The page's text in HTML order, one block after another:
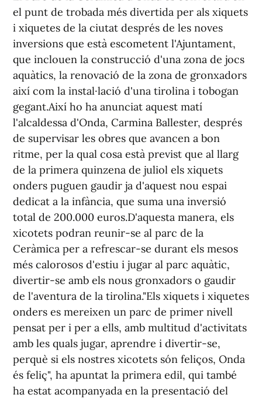
el punt de trobada més divertida per als xiquets
i xiquetes de la ciutat després de les noves
inversions que està escometent l'Ajuntament,
que inclouen la construcció d'una zona de jocs
aquàtics, la renovació de la zona de gronxadors
així com la instal·lació d'una tirolina i tobogan
gegant.Així ho ha anunciat aquest matí
l'alcaldessa d'Onda, Carmina Ballester, després
de supervisar les obres que avancen a bon
ritme, per la qual cosa està previst que al llarg
de la primera quinzena de juliol els xiquets
onders puguen gaudir ja d'aquest nou espai
dedicat a la infància, que suma una inversió
total de 200.000 euros.D'aquesta manera, els
xicotets podran reunir-se al parc de la
Ceràmica per a refrescar-se durant els mesos
més calorosos d'estiu i jugar al parc aquàtic,
divertir-se amb els nous gronxadors o gaudir
de l'aventura de la tirolina."Els xiquets i xiquetes
onders es mereixen un parc de primer nivell
pensat per i per a ells, amb multitud d'activitats
amb les quals jugar, aprendre i divertir-se,
perquè si els nostres xicotets són feliços, Onda
és feliç", ha apuntat la primera edil, qui també
ha estat acompanyada en la presentació del